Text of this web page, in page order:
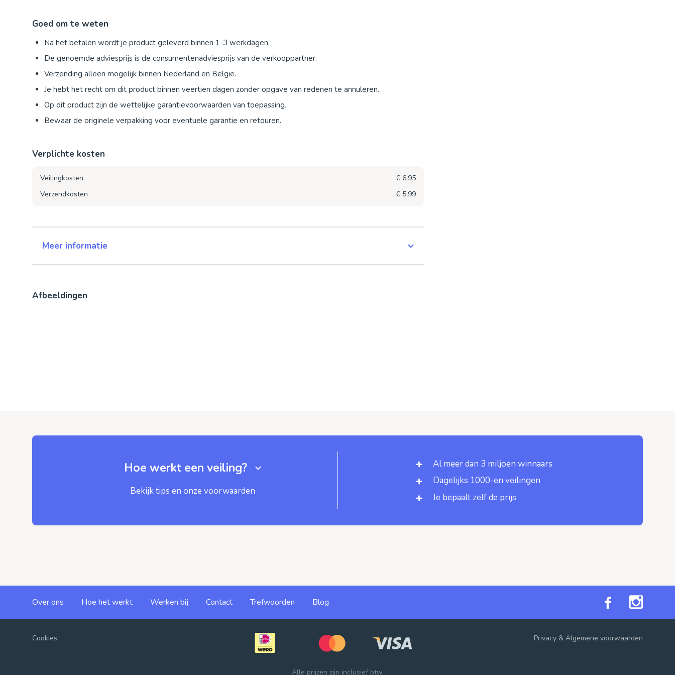
Goed om te weten
Na het betalen wordt je product geleverd binnen 1-3 werkdagen.
De genoemde adviesprijs is de consumentenadviesprijs van de verkooppartner.
Verzending alleen mogelijk binnen Nederland en België.
Je hebt het recht om dit product binnen veertien dagen zonder opgave van redenen te annuleren.
Op dit product zijn de wettelijke garantievoorwaarden van toepassing.
Bewaar de originele verpakking voor eventuele garantie en retouren.
Verplichte kosten
Veilingkosten
€ 6,95
Verzendkosten
€ 5,99
Meer informatie
Afbeeldingen
Hoe werkt een veiling?
Bekijk tips en onze voorwaarden
Al meer dan 3 miljoen winnaars
Dagelijks 1000-en veilingen
Je bepaalt zelf de prijs
Over ons Hoe het werkt Werken bij Contact Trefwoorden Blog
Cookies Privacy& Algemene voorwaarden
Alle prijzen zijn inclusief btw